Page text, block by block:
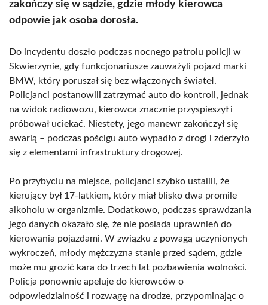
zakończy się w sądzie, gdzie młody kierowca
odpowie jak osoba dorosła.
Do incydentu doszło podczas nocnego patrolu policji w
Skwierzynie, gdy funkcjonariusze zauważyli pojazd marki
BMW, który poruszał się bez włączonych świateł.
Policjanci postanowili zatrzymać auto do kontroli, jednak
na widok radiowozu, kierowca znacznie przyspieszył i
próbował uciekać. Niestety, jego manewr zakończył się
awarią – podczas pościgu auto wypadło z drogi i zderzyło
się z elementami infrastruktury drogowej.
Po przybyciu na miejsce, policjanci szybko ustalili, że
kierujący był 17-latkiem, który miał blisko dwa promile
alkoholu w organizmie. Dodatkowo, podczas sprawdzania
jego danych okazało się, że nie posiada uprawnień do
kierowania pojazdami. W związku z powagą uczynionych
wykroczeń, młody mężczyzna stanie przed sądem, gdzie
może mu grozić kara do trzech lat pozbawienia wolności.
Policja ponownie apeluje do kierowców o
odpowiedzialność i rozwagę na drodze, przypominając o